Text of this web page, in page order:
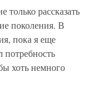
только рассказать
поколения. В
пока я еще
хоть немного